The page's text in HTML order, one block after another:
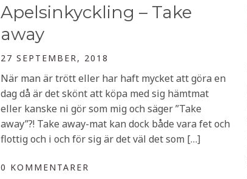
Apelsinkyckling – Take
away
27 SEPTEMBER, 2018
När man är trött eller har haft mycket att göra en
dag då är det skönt att köpa med sig hämtmat
eller kanske ni gör som mig och säger ”Take
away”?! Take away-mat kan dock både vara fet och
flottig och i och för sig är det väl det som […]
0 KOMMENTARER